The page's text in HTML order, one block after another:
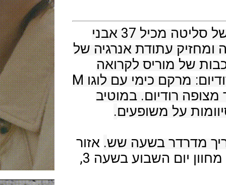
המנגנון SW200 מכני אוטומטי של סליטה מכיל 37 אבני
רובי פועם 28,800 פעימות לשעה ומחזיק עתודת אנרגיה של
מכיל את מודול המורכבות של מוריס לקרואה
גשרי המנגנון מצופים רודיום: מרקם כימי עם לוגו M
במוטיב
בשעה שש.
אזור
מחוון יום השבוע בשעה 3,